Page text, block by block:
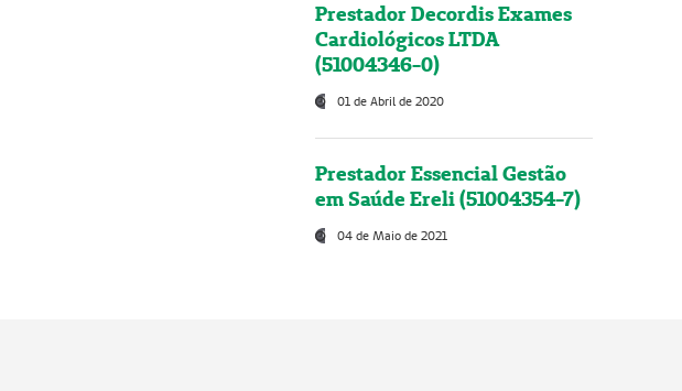
Prestador Decordis Exames
Cardiológicos LTDA
(51004346-0)
01 de Abril de 2020
Prestador Essencial Gestão
em Saúde Ereli (51004354-7)
04 de Maio de 2021